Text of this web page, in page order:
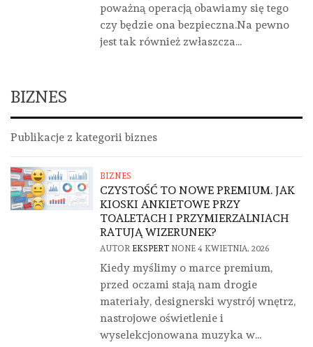
poważną operacją obawiamy się tego
czy będzie ona bezpieczna.Na pewno
jest tak również zwłaszcza...
BIZNES
Publikacje z kategorii biznes
BIZNES
CZYSTOŚĆ TO NOWE PREMIUM. JAK
KIOSKI ANKIETOWE PRZY
TOALETACH I PRZYMIERZALNIACH
RATUJĄ WIZERUNEK?
AUTOR EKSPERT NONE 4 KWIETNIA, 2026
Kiedy myślimy o marce premium,
przed oczami stają nam drogie
materiały, designerski wystrój wnętrz,
nastrojowe oświetlenie i
wyselekcjonowana muzyka w...